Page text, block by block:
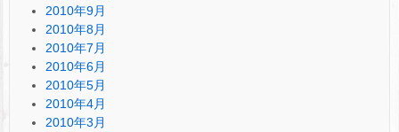
2010年9月
2010年8月
2010年7月
2010年6月
2010年5月
2010年4月
2010年3月